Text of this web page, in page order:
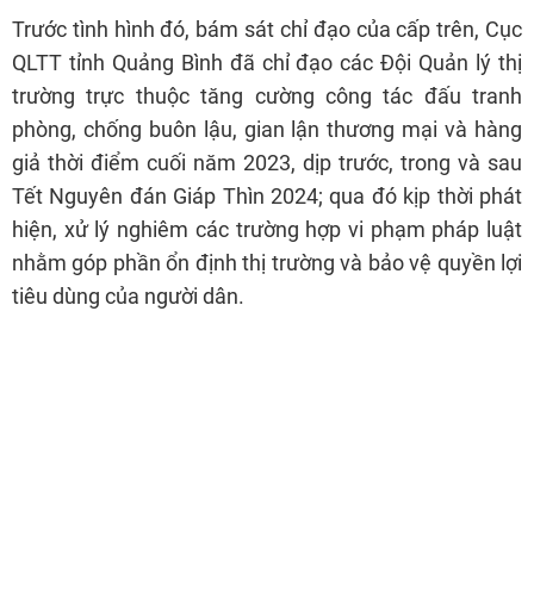
Trước tình hình đó, bám sát chỉ đạo của cấp trên, Cục
QLTT tỉnh Quảng Bình đã chỉ đạo các Đội Quản lý thị
trường trực thuộc tăng cường công tác đấu tranh
phòng, chống buôn lậu, gian lận thương mại và hàng
giả thời điểm cuối năm 2023, dịp trước, trong và sau
Tết Nguyên đán Giáp Thìn 2024; qua đó kịp thời phát
hiện, xử lý nghiêm các trường hợp vi phạm pháp luật
nhằm góp phần ổn định thị trường và bảo vệ quyền lợi
tiêu dùng của người dân.